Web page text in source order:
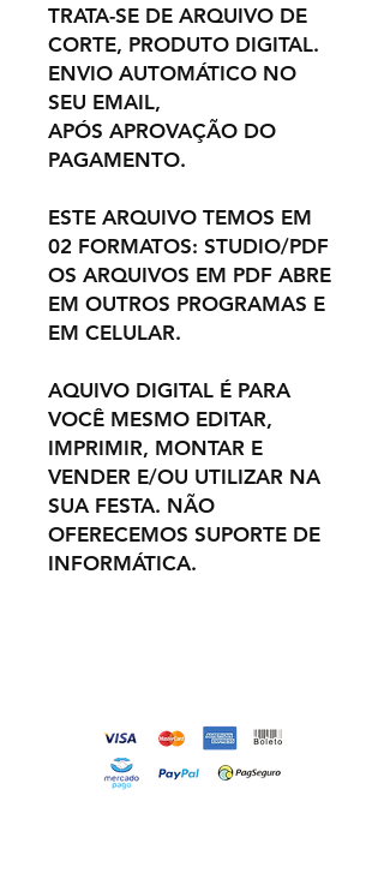
TRATA-SE DE ARQUIVO DE
CORTE, PRODUTO DIGITAL.
ENVIO AUTOMÁTICO NO
SEU EMAIL,
APÓS APROVAÇÃO DO
PAGAMENTO.
ESTE ARQUIVO TEMOS EM
02 FORMATOS: STUDIO/PDF
OS ARQUIVOS EM PDF ABRE
EM OUTROS PROGRAMAS E
EM CELULAR.
AQUIVO DIGITAL É PARA
VOCÊ MESMO EDITAR,
IMPRIMIR, MONTAR E
VENDER E/OU UTILIZAR NA
SUA FESTA. NÃO
OFERECEMOS SUPORTE DE
INFORMÁTICA.